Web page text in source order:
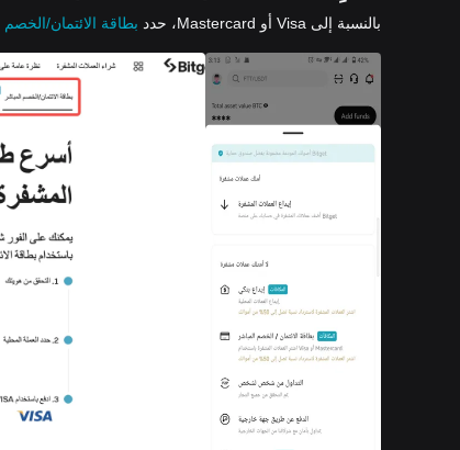
بالنسبة إلى Visa أو Mastercard، حدد بطاقة الائتمان/الخصم